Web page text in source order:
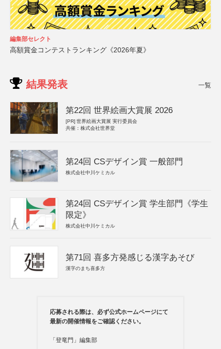
編集部セレクト
高額賞金コンテストランキング《2026年夏》
結果発表 一覧
第22回 世界絵画大賞展 2026
[PR] 世界絵画大賞展 実行委員会
共催：株式会社世界堂
第24回 CSデザイン賞 一般部門
株式会社中川ケミカル
第24回 CSデザイン賞 学生部門《学生
限定》
株式会社中川ケミカル
第71回 喜多方発感じる漢字あそび
漢字のまち喜多方
応募される際は、必ず公式ホームページにて
最新の開催情報をご確認ください。
「登竜門」編集部